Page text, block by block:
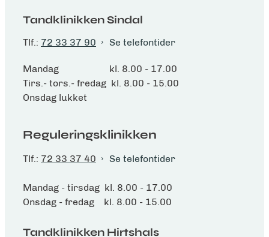
Tandklinikken Sindal
Tlf.: 72 33 37 90 Se telefontider
Mandag kl. 8.00 - 17.00
Tirs.- tors.- fredag kl. 8.00 - 15.00
Onsdag lukket
Reguleringsklinikken
Tlf.: 72 33 37 40 Se telefontider
Mandag - tirsdag kl. 8.00 - 17.00
Onsdag - fredag kl. 8.00 - 15.00
Tandklinikken Hirtshals